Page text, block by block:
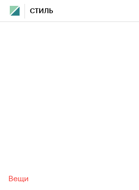
СТИЛЬ
Вещи